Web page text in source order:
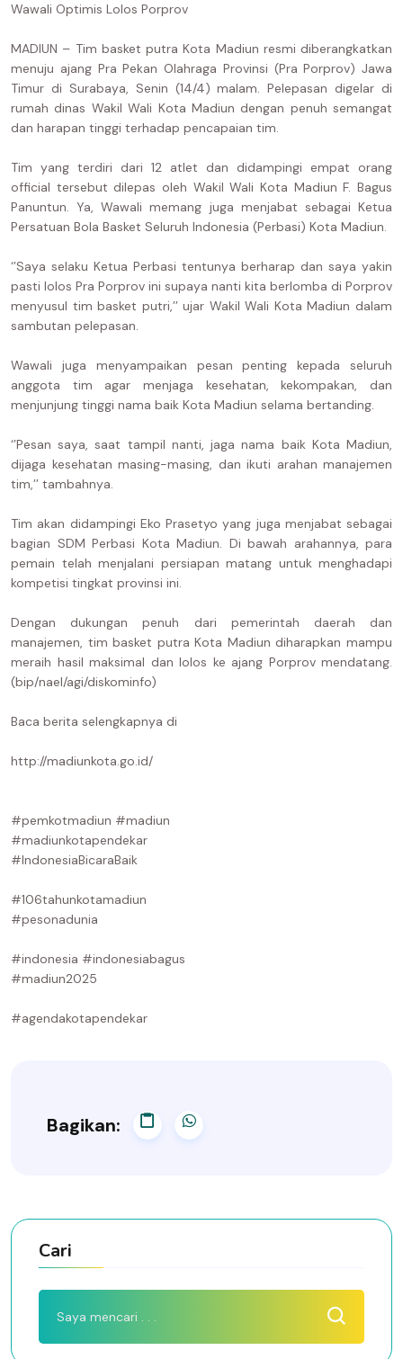
Wawali Optimis Lolos Porprov
MADIUN – Tim basket putra Kota Madiun resmi diberangkatkan
menuju ajang Pra Pekan Olahraga Provinsi (Pra Porprov) Jawa
Timur di Surabaya, Senin (14/4) malam. Pelepasan digelar di
rumah dinas Wakil Wali Kota Madiun dengan penuh semangat
dan harapan tinggi terhadap pencapaian tim.
Tim yang terdiri dari 12 atlet dan didampingi empat orang
official tersebut dilepas oleh Wakil Wali Kota Madiun F. Bagus
Panuntun. Ya, Wawali memang juga menjabat sebagai Ketua
Persatuan Bola Basket Seluruh Indonesia (Perbasi) Kota Madiun.
‘’Saya selaku Ketua Perbasi tentunya berharap dan saya yakin
pasti lolos Pra Porprov ini supaya nanti kita berlomba di Porprov
menyusul tim basket putri,’’ ujar Wakil Wali Kota Madiun dalam
sambutan pelepasan.
Wawali juga menyampaikan pesan penting kepada seluruh
anggota tim agar menjaga kesehatan, kekompakan, dan
menjunjung tinggi nama baik Kota Madiun selama bertanding.
‘’Pesan saya, saat tampil nanti, jaga nama baik Kota Madiun,
dijaga kesehatan masing-masing, dan ikuti arahan manajemen
tim,’’ tambahnya.
Tim akan didampingi Eko Prasetyo yang juga menjabat sebagai
bagian SDM Perbasi Kota Madiun. Di bawah arahannya, para
pemain telah menjalani persiapan matang untuk menghadapi
kompetisi tingkat provinsi ini.
Dengan dukungan penuh dari pemerintah daerah dan
manajemen, tim basket putra Kota Madiun diharapkan mampu
meraih hasil maksimal dan lolos ke ajang Porprov mendatang.
(bip/nael/agi/diskominfo)
Baca berita selengkapnya di
http://madiunkota.go.id/
#pemkotmadiun #madiun
#madiunkotapendekar
#IndonesiaBicaraBaik
#106tahunkotamadiun
#pesonadunia
#indonesia #indonesiabagus
#madiun2025
#agendakotapendekar
Bagikan:
Cari